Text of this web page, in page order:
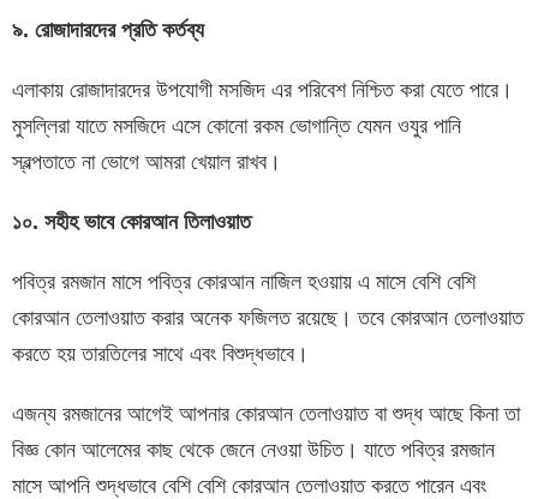
৯. রোজাদারদের প্রতি কর্তব্য
এলাকায় রোজাদারদের উপযোগী মসজিদ এর পরিবেশ নিশ্চিত করা যেতে পারে।
মুসল্লিরা যাতে মসজিদে এসে কোনো রকম ভোগান্তি যেমন ওযুর পানি
স্বল্পতাতে না ভোগে আমরা খেয়াল রাখব।
১০. সহীহ ভাবে কোরআন তিলাওয়াত
পবিত্র রমজান মাসে পবিত্র কোরআন নাজিল হওয়ায় এ মাসে বেশি বেশি
কোরআন তেলাওয়াত করার অনেক ফজিলত রয়েছে। তবে কোরআন তেলাওয়াত
করতে হয় তারতিলের সাথে এবং বিশুদ্ধভাবে।
এজন্য রমজানের আগেই আপনার কোরআন তেলাওয়াত বা শুদ্ধ আছে কিনা তা
বিজ্ঞ কোন আলেমের কাছ থেকে জেনে নেওয়া উচিত। যাতে পবিত্র রমজান
মাসে আপনি শুদ্ধভাবে বেশি বেশি কোরআন তেলাওয়াত করতে পারেন এবং